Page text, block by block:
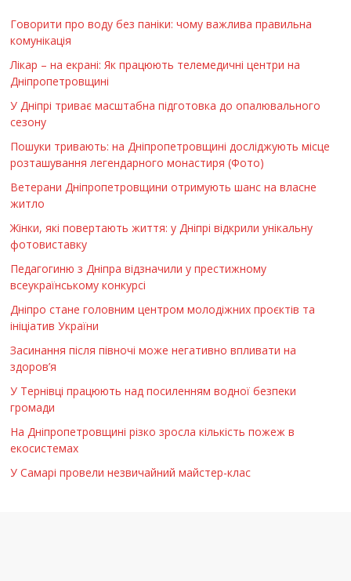
Говорити про воду без паніки: чому важлива правильна
комунікація
Лікар – на екрані: Як працюють телемедичні центри на
Дніпропетровщині
У Дніпрі триває масштабна підготовка до опалювального
сезону
Пошуки тривають: на Дніпропетровщині досліджують місце
розташування легендарного монастиря (Фото)
Ветерани Дніпропетровщини отримують шанс на власне
житло
Жінки, які повертають життя: у Дніпрі відкрили унікальну
фотовиставку
Педагогиню з Дніпра відзначили у престижному
всеукраїнському конкурсі
Дніпро стане головним центром молодіжних проєктів та
ініціатив України
Засинання після півночі може негативно впливати на
здоров’я
У Тернівці працюють над посиленням водної безпеки
громади
На Дніпропетровщині різко зросла кількість пожеж в
екосистемах
У Самарі провели незвичайний майстер-клас